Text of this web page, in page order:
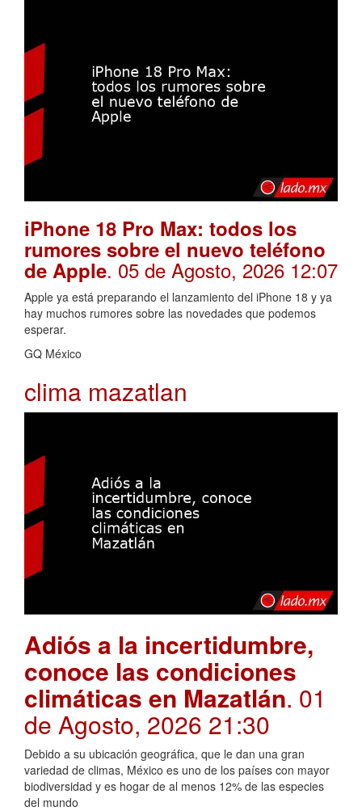
iPhone 18 Pro Max: todos los
rumores sobre el nuevo teléfono
de Apple. 05 de Agosto, 2026 12:07
Apple ya está preparando el lanzamiento del iPhone 18 y ya
hay muchos rumores sobre las novedades que podemos
esperar.
GQ México
clima mazatlan
Adiós a la incertidumbre,
conoce las condiciones
climáticas en Mazatlán. 01
de Agosto, 2026 21:30
Debido a su ubicación geográfica, que le dan una gran
variedad de climas, México es uno de los países con mayor
biodiversidad y es hogar de al menos 12% de las especies
del mundo